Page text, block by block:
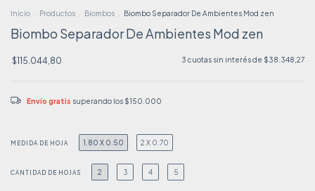
Inicio Productos Biombos Biombo Separador De Ambientes Mod zen
Biombo Separador De Ambientes Mod zen
$115.044,80 3 cuotas sin interés de $38.348,27
Envío gratis superando los $150.000
MEDIDA DE HOJA 1.80 X 0.50 2 X 0.70
CANTIDAD DE HOJAS 2 3 4 5